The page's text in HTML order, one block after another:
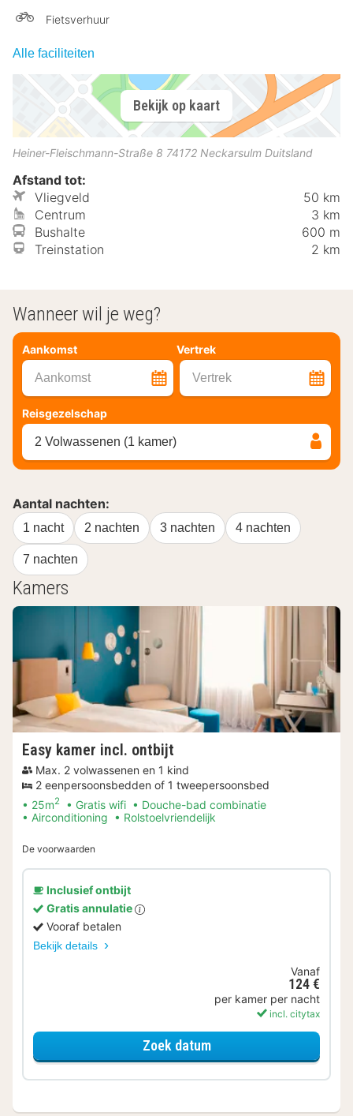
Fietsverhuur
Alle faciliteiten
Bekijk op kaart
Heiner-Fleischmann-Straße 8 74172 Neckarsulm Duitsland
Afstand tot:
Vliegveld
50 km
Centrum
3 km
Bushalte
600 m
Treinstation
2 km
Wanneer wil je weg?
Aankomst Vertrek
Aankomst Vertrek
Reisgezelschap
2 Volwassenen (1 kamer)
Aantal nachten:
1 nacht 2 nachten 3 nachten 4 nachten
7 nachten
Kamers
Easy kamer incl. ontbijt
Max. 2 volwassenen en 1 kind
2 eenpersoonsbedden of 1 tweepersoonsbed
25m2 Gratis wifi
Douche-bad combinatie
Airconditioning
Rolstoelvriendelijk
De voorwaarden
Inclusief ontbijt
Gratis annulatie
Vooraf betalen
Bekijk details
Vanaf
124 €
per kamer per nacht
incl. citytax
Zoek datumvoor Easy kamer incl.